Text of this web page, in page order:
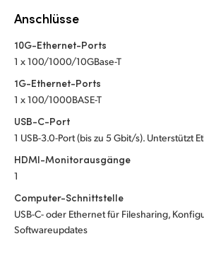
Malaysia
Netherlands
New Zealand
Poland
Singapore
South Africa
Anschlüsse
10G-Ethernet-Ports
1 x 100/1000/10GBase-T
1G-Ethernet-Ports
1 x 100/1000BASE-T
USB-C-Port
1 USB-3.0-Port (bis zu 5 Gbit/s). Unterstützt
HDMI-Monitorausgänge
1
Computer-Schnittstelle
USB-C- oder Ethernet für Filesharing,
Softwareupdates